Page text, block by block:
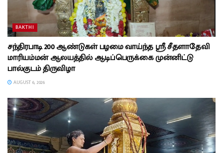
BAKTHI
சந்திரபாடி 200 ஆண்டுகள் பழமை வாய்ந்த ஸ்ரீ சீதளாதேவி
மாரியம்மன் ஆலயத்தில் ஆடிப்பெருக்கை முன்னிட்டு
பால்குடம் திருவிழா
AUGUST 6, 2026